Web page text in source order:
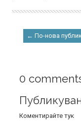
← По-нова
0
Коментирайте тук